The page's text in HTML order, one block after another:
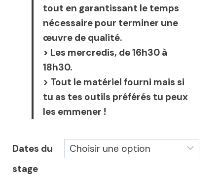
tout en garantissant le temps
nécessaire pour terminer une
œuvre de qualité.
> Les mercredis, de 16h30 à
18h30.
> Tout le matériel fourni mais si
tu as tes outils préférés tu peux
les emmener !
Dates du
stage